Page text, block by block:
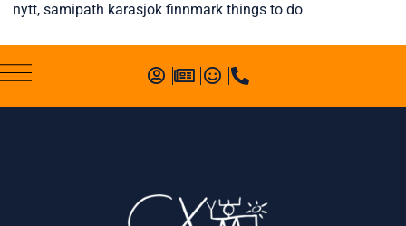
nytt, samipath karasjok finnmark things to do